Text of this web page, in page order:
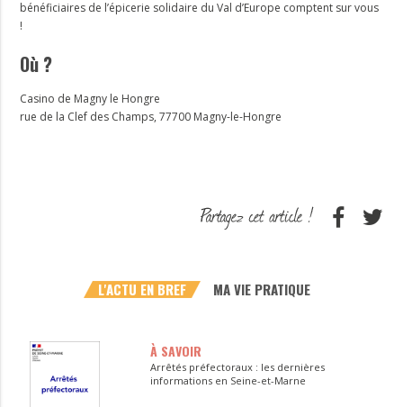
bénéficiaires de l’épicerie solidaire du Val d’Europe comptent sur vous
!
Où ?
Casino de Magny le Hongre
rue de la Clef des Champs, 77700 Magny-le-Hongre
L'ACTU EN BREF MA VIE PRATIQUE
À SAVOIR
Arrêtés préfectoraux : les dernières
informations en Seine-et-Marne